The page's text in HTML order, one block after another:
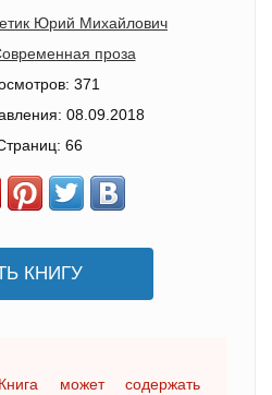
Юрий Михайлович
проза
371
08.09.2018
66
КНИГУ
может содержать